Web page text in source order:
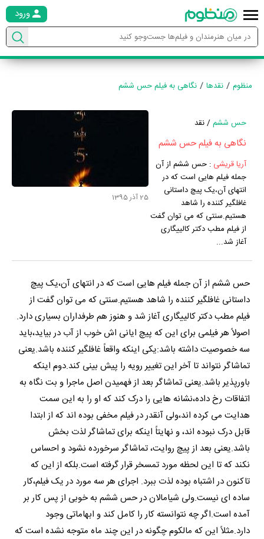
ورود
منظوم نقدها نگاهی به فیلم حس ششم
حس ششم/ نقد
نگاهی به فیلم حس ششم
آریا قریشی : حس ششم از آن
جمله فیلم هایی است که در
انتهای آن،یک پیچ داستانی
غافلگیر کننده را شاهد
هستیم.سنتی که می توان گفت
از فیلم مطب دکتر کالییگاری
آغاز شد...
25 آذر 1395
حس ششم از آن جمله فیلم هایی است که در انتهای آن،یک پیچ
داستانی غافلگیر کننده را شاهد هستیم.سنتی که می توان گفت از
فیلم مطب دکتر کالییگاری آغاز شد و هنوز هم طرفداران بسیاری دارد.
اصولاً هر فیلمی برای این که پیچ ایانی اش خوب از آب در بیاید،باید
سه خصوصیت داشته باشد:یکی اینکه واقعاً غافلگیر کننده باشد.یعنی
تماشاگر نتواند تا آخر این تغییر رویه را پیش بینی کند.دوم اینکه
باورپذیر باشد.یعنی تماشاگر بعد از فهمیدن اصل ماجرا و بت نگاه به
اتفاقات رخ داده،نشانه هایی را درک کند که او را به این سمت
هدایت می کرده اند،ولی آنقدر در فیلم مخفی بوده اند که از ابتدا
قابل درک نبوده اند، و نهایتاً اینکه برای تماشاگر لذت بخش
باشد.یعنی بعد از پیچ روایت، تماشاگر سرخورده نشود و احساس
نکند که تا این لحظه مورد تمسخر قرار گرفته است.بلکه از این که
تاکنون در اشتباه بوده لذت ببرد. اجرای هر سه مورد در یک فیلم،کار
ساده ای نیست.ولی شیامالان در حس ششم به خوبی از پس کار بر
آمده است.اگر چه نتوانسته کار را کامل کند و ابهاماتی وجود
دارد.مثلاً این که مالکوم چگونه در این چند ماه متوجه نشده است که